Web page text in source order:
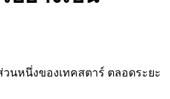
หนึ่งของเทคสตาร์ ตลอดระยะ